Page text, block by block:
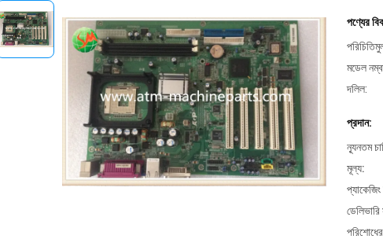
পণ্যের
মডেল
দলিল:
প্রদান:
ন্যূনতম
মূল্য: